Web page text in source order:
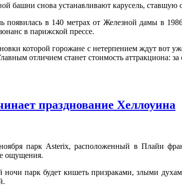
башни снова устанавливают карусель, ставшую
появилась в 140 метрах от Железной дамы в
в парижской прессе.
которой горожане с нетерпением ждут вот
отличием станет стоимость аттракциона:
празднование Хеллоуина
парк Asterix, расположенный в Плайи
ощущения.
ночи парк будет кишеть призраками, злыми